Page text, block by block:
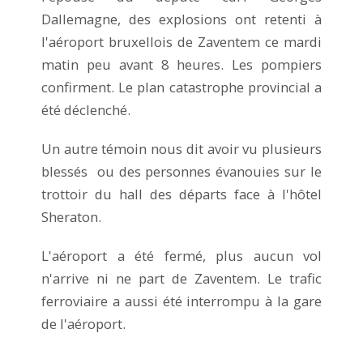
Dallemagne, des explosions ont retenti à
l'aéroport bruxellois de Zaventem ce mardi
matin peu avant 8 heures. Les pompiers
confirment. Le plan catastrophe provincial a
été déclenché.
Un autre témoin nous dit avoir vu plusieurs
blessés ou des personnes évanouies sur le
trottoir du hall des départs face à l'hôtel
Sheraton.
L'aéroport a été fermé, plus aucun vol
n'arrive ni ne part de Zaventem. Le trafic
ferroviaire a aussi été interrompu à la gare
de l'aéroport.